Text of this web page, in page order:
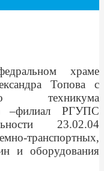
храме
Топова с
техникума
–филиал РГУПС
23.02.04
транспортных,
и оборудования